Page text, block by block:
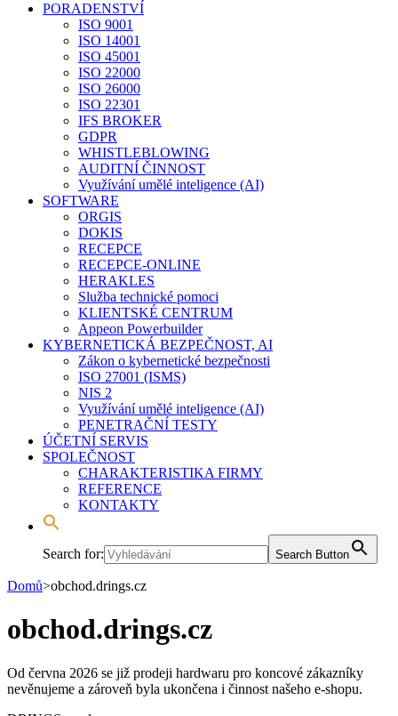
PORADENSTVÍ
ISO 9001
ISO 14001
ISO 45001
ISO 22000
ISO 26000
ISO 22301
IFS BROKER
GDPR
WHISTLEBLOWING
AUDITNÍ ČINNOST
Využívání umělé inteligence (AI)
SOFTWARE
ORGIS
DOKIS
RECEPCE
RECEPCE-ONLINE
HERAKLES
Služba technické pomoci
KLIENTSKÉ CENTRUM
Appeon Powerbuilder
KYBERNETICKÁ BEZPEČNOST, AI
Zákon o kybernetické bezpečnosti
ISO 27001 (ISMS)
NIS 2
Využívání umělé inteligence (AI)
PENETRAČNÍ TESTY
ÚČETNÍ SERVIS
SPOLEČNOST
CHARAKTERISTIKA FIRMY
REFERENCE
KONTAKTY
Search for: Search Button
Domů>obchod.drings.cz
obchod.drings.cz
Od června 2026 se již prodeji hardwaru pro koncové zákazníky
nevěnujeme a zároveň byla ukončena i činnost našeho e-shopu.